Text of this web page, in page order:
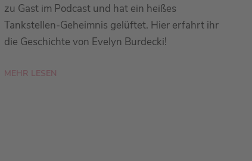
zu Gast im Podcast und hat ein heißes
Tankstellen-Geheimnis gelüftet. Hier erfahrt ihr
die Geschichte von Evelyn Burdecki!
MEHR LESEN